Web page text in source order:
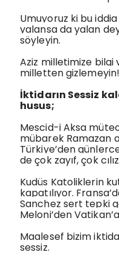
Umuyoruz ki bu
yalansa da yalan
söyleyin.
Aziz milletimize bilgi
milletten gizlemeyin!
İktidarın Sessiz
husus;
Mescid-i Aksa
mübarek Ramazan
Türkiye’den
de çok zayıf, çok
Kudüs Katoliklerin
kapatılıyor.
Sanchez sert tepki
Meloni’den
Maalesef bizim
sessiz.